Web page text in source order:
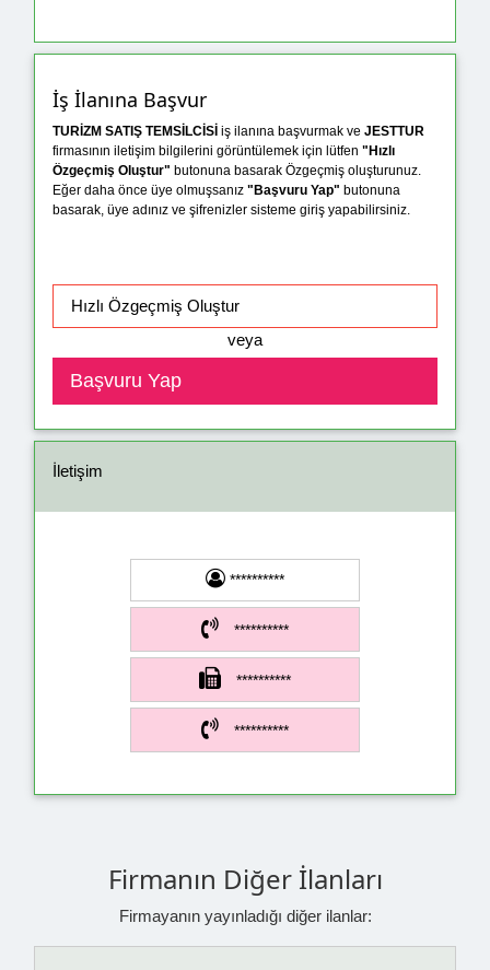
İş İlanına Başvur
TURİZM SATIŞ TEMSİLCİSİ iş ilanına başvurmak ve JESTTUR
firmasının iletişim bilgilerini görüntülemek için lütfen "Hızlı
Özgeçmiş Oluştur" butonuna basarak Özgeçmiş oluşturunuz.
Eğer daha önce üye olmuşsanız "Başvuru Yap" butonuna
basarak, üye adınız ve şifrenizler sisteme giriş yapabilirsiniz.
veya
İletişim
**********
**********
**********
**********
Firmanın Diğer İlanları
Firmayanın yayınladığı diğer ilanlar: